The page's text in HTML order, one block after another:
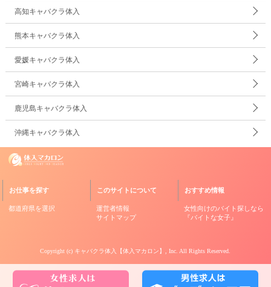
高知キャバクラ体入
熊本キャバクラ体入
愛媛キャバクラ体入
宮崎キャバクラ体入
鹿児島キャバクラ体入
沖縄キャバクラ体入
お仕事を探す
都道府県を選択
このサイトについて
運営者情報
サイトマップ
おすすめ情報
女性向けのバイト探しなら
『バイトな女子』
Copyright (c) キャバクラ体入【体入マカロン】 , Inc. All Rights Reserved.